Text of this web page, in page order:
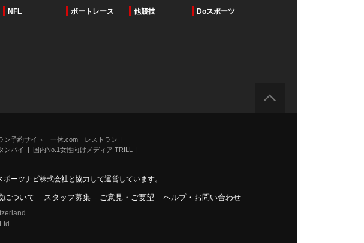
NFL ボートレース 他競技 Doスポーツ
ン予約サイト 一休.com レストラン
ンバイ
国内No.1女性向けメディア TRILL
ーツナビ株式会社と協力して運営しています。
について - スタッフ募集 - ご意見・ご要望 - ヘルプ・お問い合わせ